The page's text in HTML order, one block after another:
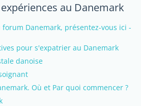
au Danemark
Danemark, présentez-vous ici -
pour s'expatrier au Danemark
danoise
Où et Par quoi commencer ?